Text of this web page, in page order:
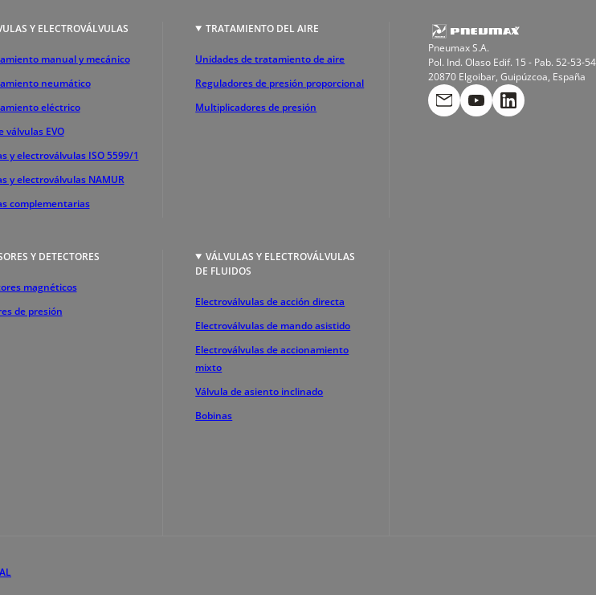
Y ELECTROVÁLVULAS
manual y mecánico
neumático
eléctrico
válvulas EVO
y electroválvulas ISO 5599/1
y electroválvulas NAMUR
complementarias
TRATAMIENTO DEL AIRE
Unidades de tratamiento de aire
Reguladores de presión proporcional
Multiplicadores de presión
Y DETECTORES
magnéticos
de presión
VÁLVULAS Y ELECTROVÁLVULAS
DE FLUIDOS
Electroválvulas de acción directa
Electroválvulas de mando asistido
Electroválvulas de accionamiento
mixto
Válvula de asiento inclinado
Bobinas
Pneumax S.A.
Pol. Ind. Olaso Edif. 15 - Pab. 52-53-54
20870 Elgoibar, Guipúzcoa, España